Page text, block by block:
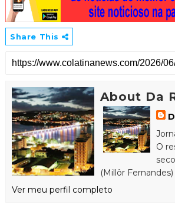
Share This
About Da
O
(Millôr Fernandes)
Ver meu perfil completo